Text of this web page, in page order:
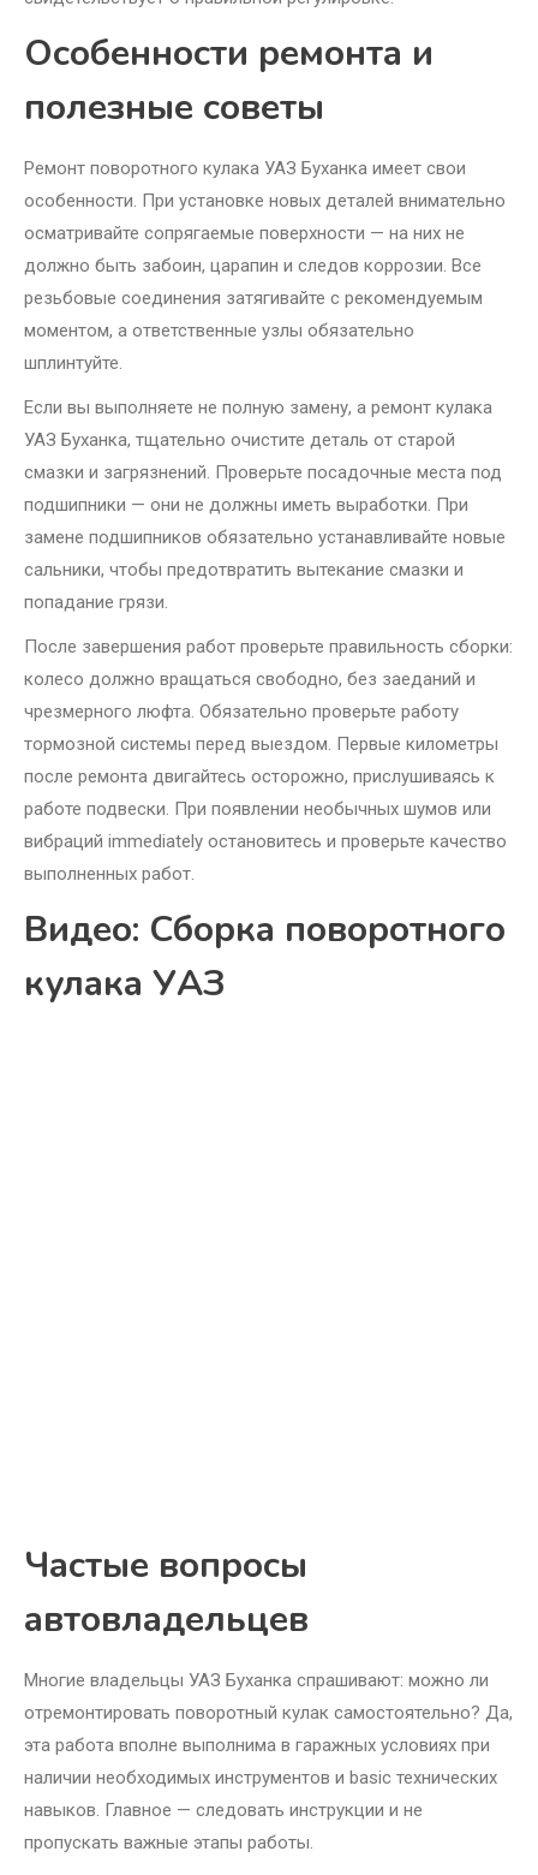
Особенности ремонта и
полезные советы
Ремонт поворотного кулака УАЗ Буханка имеет свои
особенности. При установке новых деталей внимательно
осматривайте сопрягаемые поверхности — на них не
должно быть забоин, царапин и следов коррозии. Все
резьбовые соединения затягивайте с рекомендуемым
моментом, а ответственные узлы обязательно
шплинтуйте.
Если вы выполняете не полную замену, а ремонт кулака
УАЗ Буханка, тщательно очистите деталь от старой
смазки и загрязнений. Проверьте посадочные места под
подшипники — они не должны иметь выработки. При
замене подшипников обязательно устанавливайте новые
сальники, чтобы предотвратить вытекание смазки и
попадание грязи.
После завершения работ проверьте правильность сборки:
колесо должно вращаться свободно, без заеданий и
чрезмерного люфта. Обязательно проверьте работу
тормозной системы перед выездом. Первые километры
после ремонта двигайтесь осторожно, прислушиваясь к
работе подвески. При появлении необычных шумов или
вибраций immediately остановитесь и проверьте качество
выполненных работ.
Видео: Сборка поворотного
кулака УАЗ
Частые вопросы
автовладельцев
Многие владельцы УАЗ Буханка спрашивают: можно ли
отремонтировать поворотный кулак самостоятельно? Да,
эта работа вполне выполнима в гаражных условиях при
наличии необходимых инструментов и basic технических
навыков. Главное — следовать инструкции и не
пропускать важные этапы работы.